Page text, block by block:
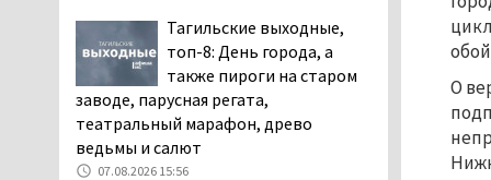
О
В Нижнем Тагиле на три
дня запретят
электросамокаты
06.08.2026 11:41
«Я уверен, это бельевая
вошь». Родители 10-
Тагильские выходные,
топ-8: День города, а
также пироги на старом
заводе, парусная регата,
театральный марафон, древо
ведьмы и салют
07.08.2026 15:56